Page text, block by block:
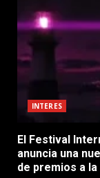
INTERES
El Festival
anuncia una
de premios a